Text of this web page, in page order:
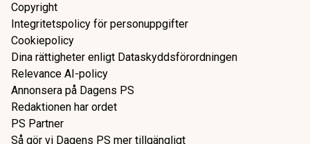
Copyright
Integritetspolicy för personuppgifter
Cookiepolicy
Dina rättigheter enligt Dataskyddsförordningen
Relevance AI-policy
Annonsera på Dagens PS
Redaktionen har ordet
PS Partner
Så gör vi Dagens PS mer tillgängligt